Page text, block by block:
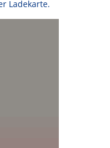
Ladekarte.